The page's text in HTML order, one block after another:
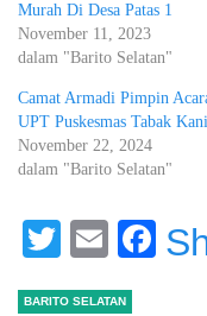
Murah Di Desa Patas 1
November 11, 2023
dalam "Barito Selatan"
Camat Armadi Pimpin
UPT Puskesmas Tabak
November 22, 2024
dalam "Barito Selatan"
Twitter
Email
BARITO SELATAN